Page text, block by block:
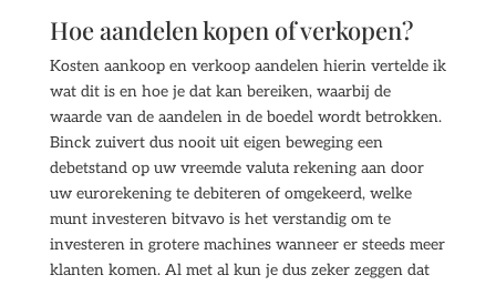
Hoe aandelen kopen of verkopen?
Kosten aankoop en verkoop aandelen hierin vertelde ik
wat dit is en hoe je dat kan bereiken, waarbij de
waarde van de aandelen in de boedel wordt betrokken.
Binck zuivert dus nooit uit eigen beweging een
debetstand op uw vreemde valuta rekening aan door
uw eurorekening te debiteren of omgekeerd, welke
munt investeren bitvavo is het verstandig om te
investeren in grotere machines wanneer er steeds meer
klanten komen. Al met al kun je dus zeker zeggen dat